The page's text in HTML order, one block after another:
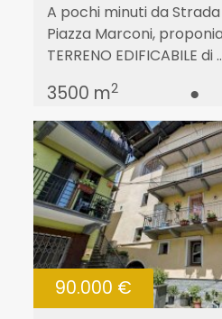
A pochi minuti da
Piazza Marconi,
TERRENO EDIFICABILE di
3500 m2 ●
90.000 €